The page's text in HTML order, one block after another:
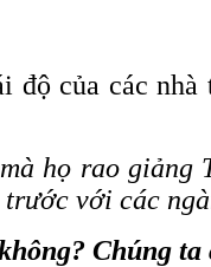
của các
họ rao
với các
Chúng